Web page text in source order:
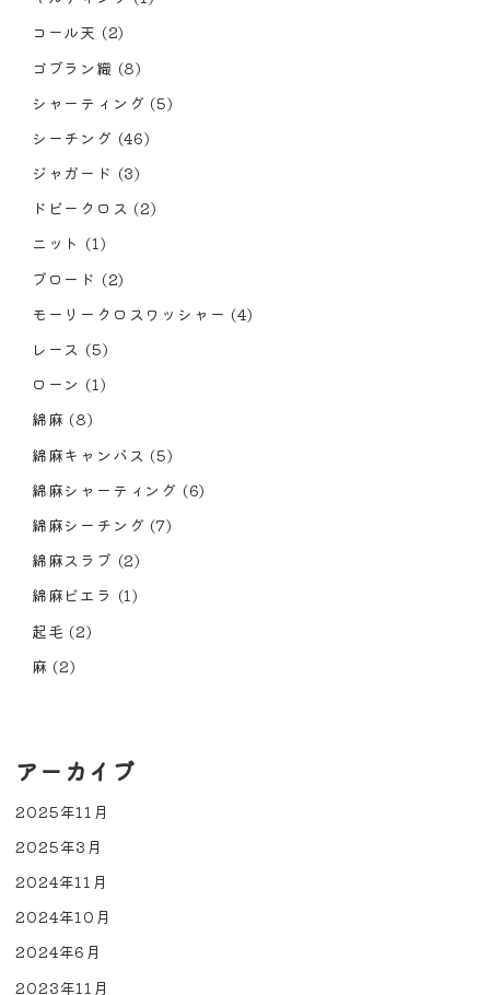
コール天 (2)
ゴブラン織 (8)
シャーティング (5)
シーチング (46)
ジャガード (3)
ドビークロス (2)
ニット (1)
ブロード (2)
モーリークロスワッシャー (4)
レース (5)
ローン (1)
綿麻 (8)
綿麻キャンバス (5)
綿麻シャーティング (6)
綿麻シーチング (7)
綿麻スラブ (2)
綿麻ビエラ (1)
起毛 (2)
麻 (2)
アーカイブ
2025年11月
2025年3月
2024年11月
2024年10月
2024年6月
2023年11月